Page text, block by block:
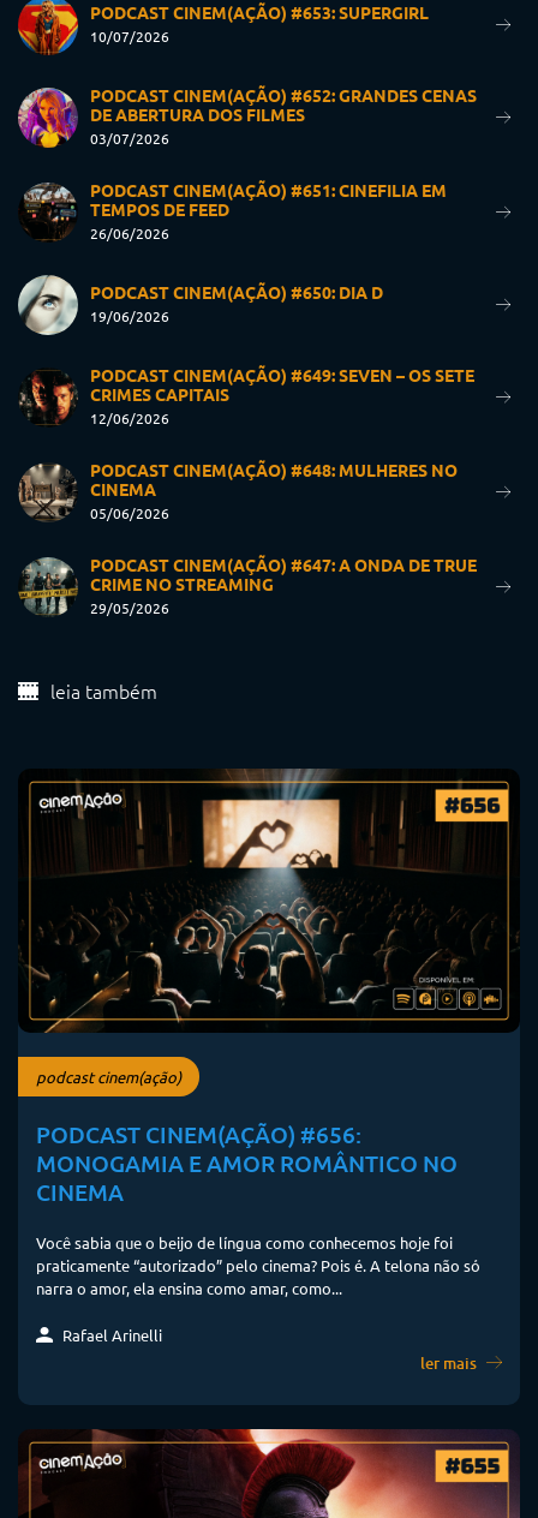
PODCAST CINEM(AÇÃO) #653: SUPERGIRL
10/07/2026
PODCAST CINEM(AÇÃO) #652: GRANDES CENAS
DE ABERTURA DOS FILMES
03/07/2026
PODCAST CINEM(AÇÃO) #651: CINEFILIA EM
TEMPOS DE FEED
26/06/2026
PODCAST CINEM(AÇÃO) #650: DIA D
19/06/2026
PODCAST CINEM(AÇÃO) #649: SEVEN – OS SETE
CRIMES CAPITAIS
12/06/2026
PODCAST CINEM(AÇÃO) #648: MULHERES NO
CINEMA
05/06/2026
PODCAST CINEM(AÇÃO) #647: A ONDA DE TRUE
CRIME NO STREAMING
29/05/2026
leia também
podcast cinem(ação)
PODCAST CINEM(AÇÃO) #656:
MONOGAMIA E AMOR ROMÂNTICO NO
CINEMA
Você sabia que o beijo de língua como conhecemos hoje foi
praticamente “autorizado” pelo cinema? Pois é. A telona não só
narra o amor, ela ensina como amar, como...
Rafael Arinelli
ler mais